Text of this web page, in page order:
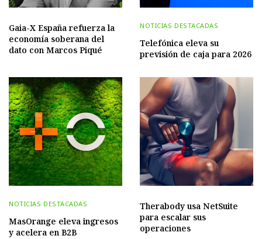
Gaia-X España refuerza la
economía soberana del
dato con Marcos Piqué
NOTICIAS DESTACADAS
Telefónica eleva su
previsión de caja para 2026
NOTICIAS DESTACADAS
MasOrange eleva ingresos
y acelera en B2B
Therabody usa NetSuite
para escalar sus
operaciones